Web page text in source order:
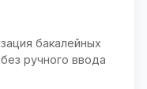
бакалейных
ручного ввода